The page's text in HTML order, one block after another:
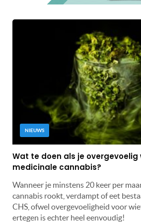
NIEUWS
Wat te doen als je overgevoelig
medicinale cannabis?
Wanneer je minstens 20 keer per
cannabis rookt, verdampt of eet
CHS, ofwel overgevoeligheid voor
ertegen is echter heel eenvoudig!